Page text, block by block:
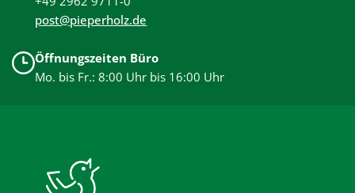
post@pieperholz.de
Öffnungszeiten Büro
Mo. bis Fr.: 8:00 Uhr bis 16:00 Uhr